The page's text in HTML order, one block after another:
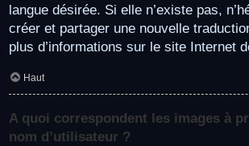
langue désirée. Si elle n’existe pas,
créer et partager une nouvelle
plus d’informations sur le site Internet
Haut
A quoi correspondent les images à
nom d’utilisateur ?